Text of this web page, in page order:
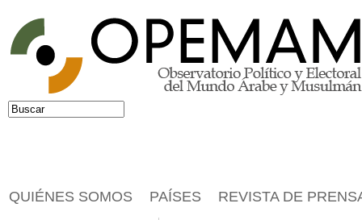
Jump to navigation
Formulario de búsqueda
Buscar
QUIÉNES SOMOS PAÍSES REVISTA DE